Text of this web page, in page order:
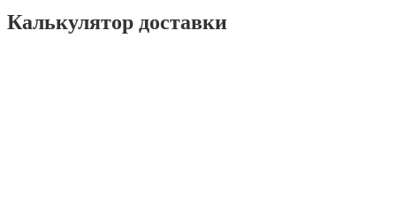
Калькулятор доставки